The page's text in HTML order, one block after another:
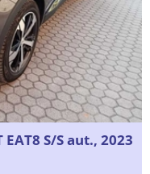
S/S aut., 2023